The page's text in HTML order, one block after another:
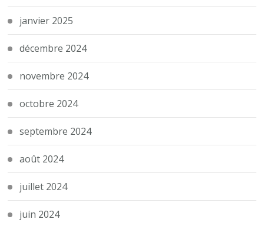
janvier 2025
décembre 2024
novembre 2024
octobre 2024
septembre 2024
août 2024
juillet 2024
juin 2024